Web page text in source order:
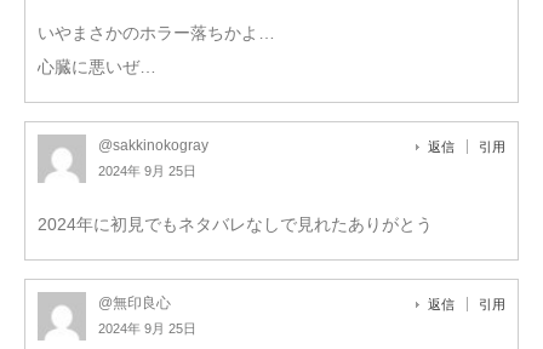
いやまさかのホラー落ちかよ…
心臓に悪いぜ…
@sakkinokogray
2024年 9月 25日
返信 引用
2024年に初見でもネタバレなしで見れたありがとう
@無印良心
2024年 9月 25日
返信 引用